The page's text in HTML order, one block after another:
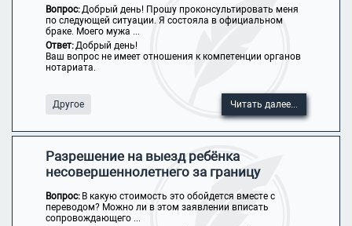
Вопрос:Добрый день! Прошу проконсультировать меня
по следующей ситуации. Я состояла в официальном
браке. Моего мужа ...
Ответ:Добрый день!
Ваш вопрос не имеет отношения к компетенции органов
нотариата.
Другое Читать далее...
Разрешение на выезд ребёнка
несовершеннолетнего за границу
Вопрос: В какую стоимость это обойдется вместе с
переводом? Можно ли в этом заявлении вписать
сопровождающего ...